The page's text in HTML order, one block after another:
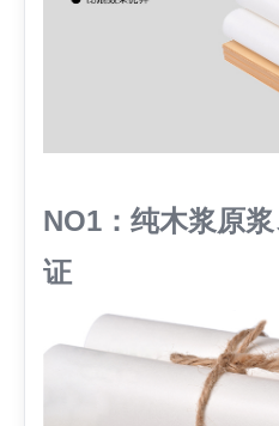
NO1：纯木浆原
证